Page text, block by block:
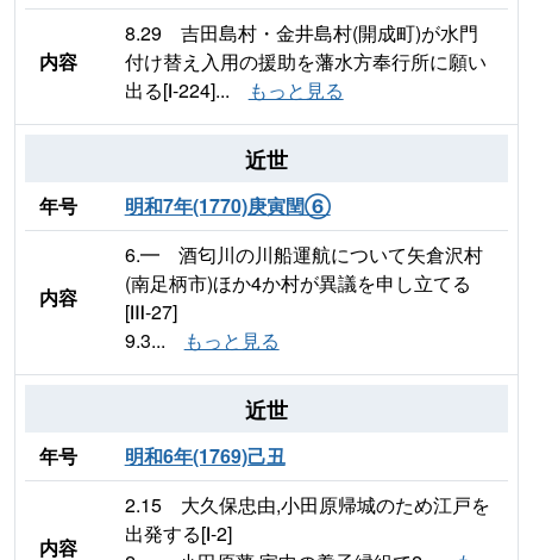
内容
8.29 吉田島村・金井島村(開成町)が水門
付け替え入用の援助を藩水方奉行所に願い
出る[Ⅰ-224]...
もっと見る
近世
年号 明和7年(1770)庚寅閏⑥
内容
6.━ 酒匂川の川船運航について矢倉沢村
(南足柄市)ほか4か村が異議を申し立てる
[Ⅲ-27]
9.3...
もっと見る
近世
年号 明和6年(1769)己丑
内容
2.15 大久保忠由,小田原帰城のため江戸を
出発する[Ⅰ-2]